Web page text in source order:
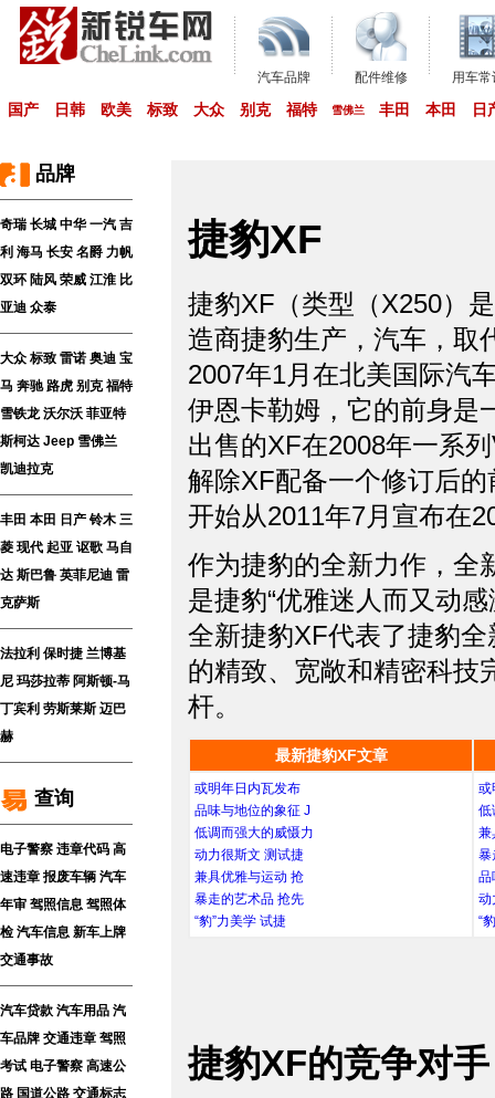
汽车品牌 配件维修 用车常
国产 日韩 欧美 标致 大众 别克 福特 雪佛兰 丰田 本田 日
品牌
奇瑞 长城 中华 一汽 吉
利 海马 长安 名爵 力帆
双环 陆风 荣威 江淮 比
亚迪 众泰
大众 标致 雷诺 奥迪 宝
马 奔驰 路虎 别克 福特
雪铁龙 沃尔沃 菲亚特
斯柯达 Jeep 雪佛兰
凯迪拉克
丰田 本田 日产 铃木 三
菱 现代 起亚 讴歌 马自
达 斯巴鲁 英菲尼迪 雷
克萨斯
法拉利 保时捷 兰博基
尼 玛莎拉蒂 阿斯顿-马
丁宾利 劳斯莱斯 迈巴
赫
查询
电子警察 违章代码 高
速违章 报废车辆 汽车
年审 驾照信息 驾照体
检 汽车信息 新车上牌
交通事故
汽车贷款 汽车用品 汽
车品牌 交通违章 驾照
考试 电子警察 高速公
路 国道公路 交通标志
捷豹XF
捷豹XF（类型（X250）
造商捷豹生产，汽车，取
2007年1月在北美国际汽
伊恩卡勒姆，它的前身是
出售的XF在2008年一系
解除XF配备一个修订后
开始从2011年7月宣布在
作为捷豹的全新力作，全
是捷豹“优雅迷人而又动
全新捷豹XF代表了捷豹
的精致、宽敞和精密科技
杆。
最新捷豹XF文章
或明年日内瓦发布
品味与地位的象征 J
低调而强大的威慑力
动力很斯文 测试捷
兼具优雅与运动 抢
暴走的艺术品 抢先
“豹”力美学 试捷
或
低
兼
暴
品
动
“
捷豹XF的竞争对手